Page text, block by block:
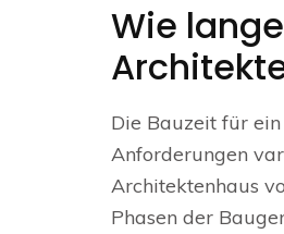
Wie
Die Bauzeit für
Anforderungen
Architektenhaus
Phasen der